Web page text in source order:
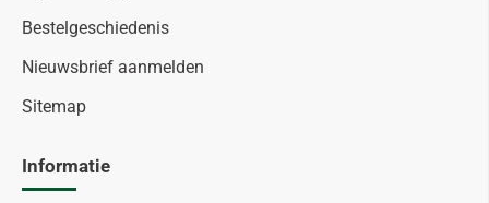
Bestelgeschiedenis
Nieuwsbrief aanmelden
Sitemap
Informatie